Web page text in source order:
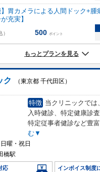
】胃カメラによる人間ドック+
充実】
） 500 ポイント
もっとプランを見る
ク
（東京都 千代田区）
特徴 当クリニックでは
入時健診、特定健康診
特定従事者健診など豊
む▼
曜・祝日
橋駅
応 インボイス制度